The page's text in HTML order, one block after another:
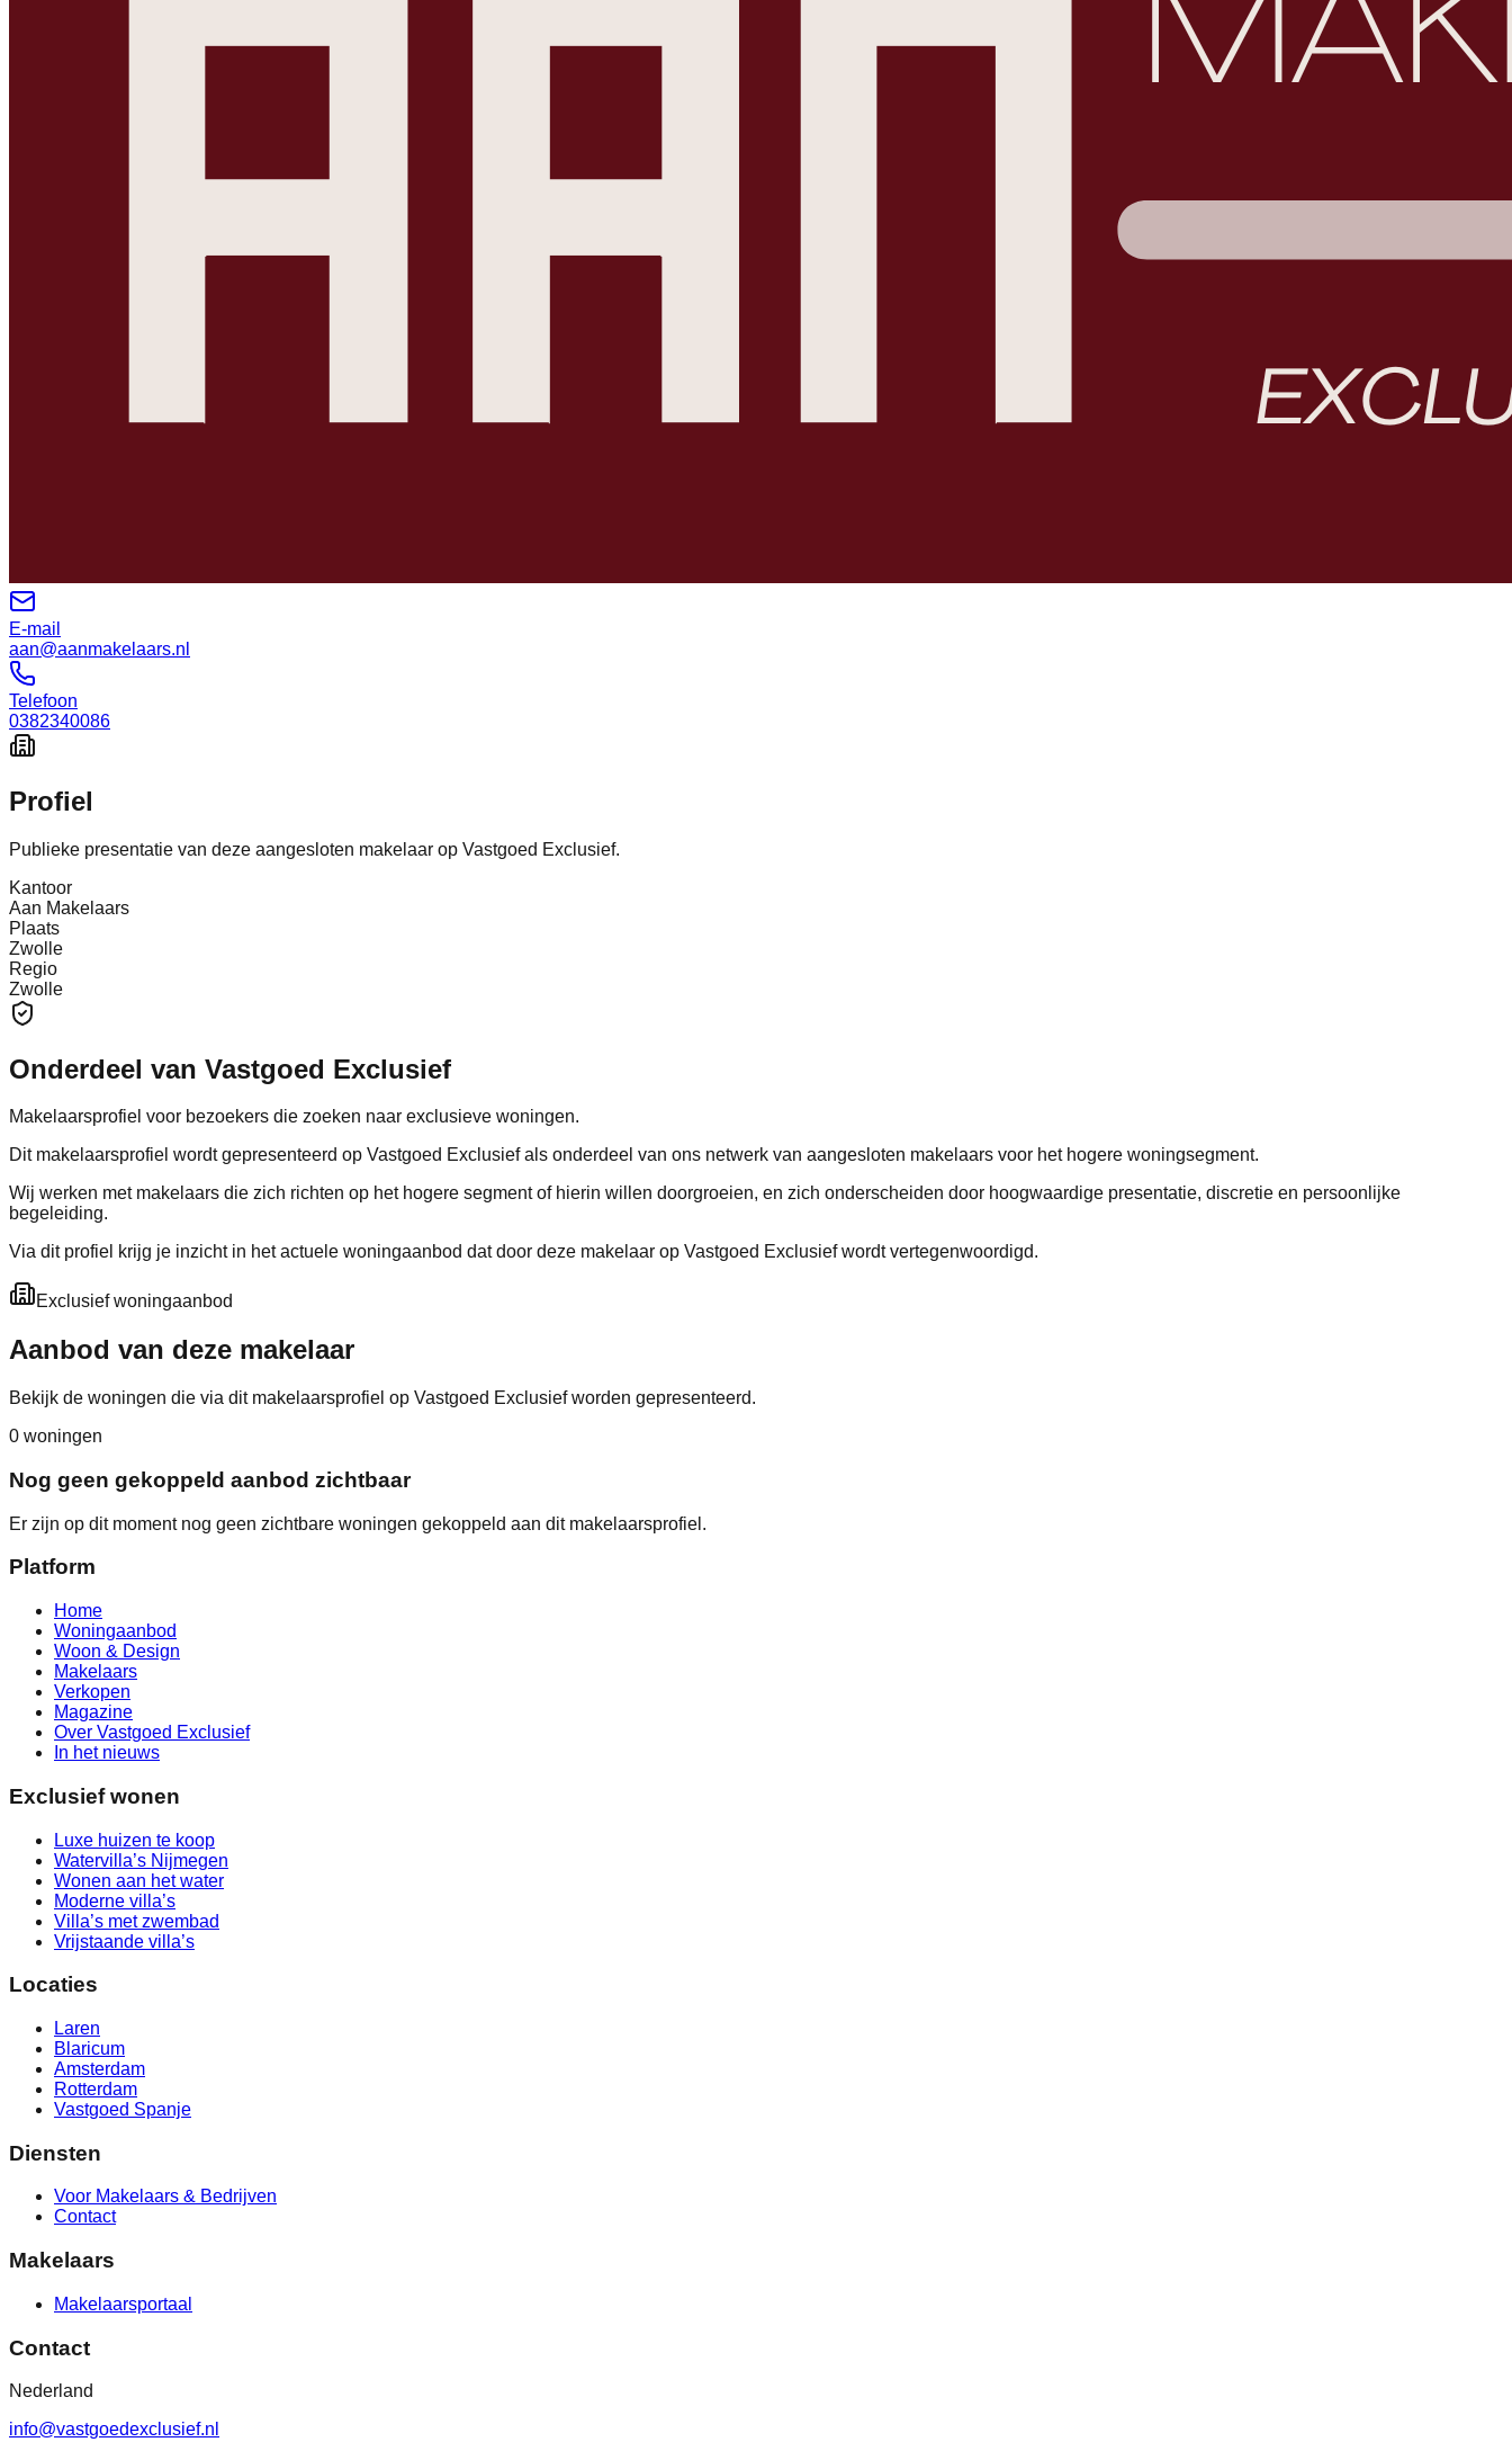
E-mail
aan@aanmakelaars.nl
Telefoon
0382340086
Profiel
Publieke presentatie van deze aangesloten makelaar op Vastgoed Exclusief.
Kantoor
Aan Makelaars
Plaats
Zwolle
Regio
Zwolle
Onderdeel van Vastgoed Exclusief
Makelaarsprofiel voor bezoekers die zoeken naar exclusieve woningen.
Dit makelaarsprofiel wordt gepresenteerd op Vastgoed Exclusief als onderdeel van ons netwerk van aangesloten makelaars voor het hogere woningsegment.
Wij werken met makelaars die zich richten op het hogere segment of hierin willen doorgroeien, en zich onderscheiden door hoogwaardige presentatie, discretie en persoonlijke
begeleiding.
Via dit profiel krijg je inzicht in het actuele woningaanbod dat door deze makelaar op Vastgoed Exclusief wordt vertegenwoordigd.
Exclusief woningaanbod
Aanbod van deze makelaar
Bekijk de woningen die via dit makelaarsprofiel op Vastgoed Exclusief worden gepresenteerd.
0 woningen
Nog geen gekoppeld aanbod zichtbaar
Er zijn op dit moment nog geen zichtbare woningen gekoppeld aan dit makelaarsprofiel.
Platform
Home
Woningaanbod
Woon & Design
Makelaars
Verkopen
Magazine
Over Vastgoed Exclusief
In het nieuws
Exclusief wonen
Luxe huizen te koop
Watervilla’s Nijmegen
Wonen aan het water
Moderne villa’s
Villa’s met zwembad
Vrijstaande villa’s
Locaties
Laren
Blaricum
Amsterdam
Rotterdam
Vastgoed Spanje
Diensten
Voor Makelaars & Bedrijven
Contact
Makelaars
Makelaarsportaal
Contact
Nederland
info@vastgoedexclusief.nl